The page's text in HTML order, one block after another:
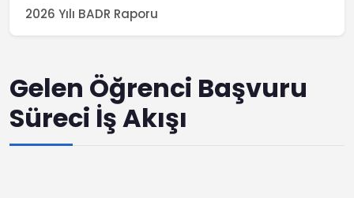
2026 Yılı BADR Raporu
Gelen Öğrenci Başvuru
Süreci İş Akışı